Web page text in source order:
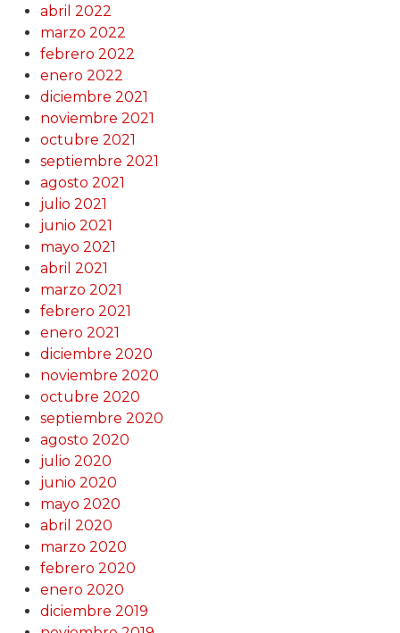
abril 2022
marzo 2022
febrero 2022
enero 2022
diciembre 2021
noviembre 2021
octubre 2021
septiembre 2021
agosto 2021
julio 2021
junio 2021
mayo 2021
abril 2021
marzo 2021
febrero 2021
enero 2021
diciembre 2020
noviembre 2020
octubre 2020
septiembre 2020
agosto 2020
julio 2020
junio 2020
mayo 2020
abril 2020
marzo 2020
febrero 2020
enero 2020
diciembre 2019